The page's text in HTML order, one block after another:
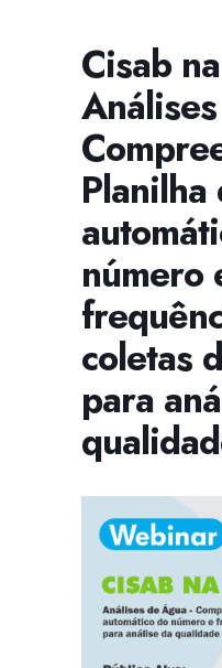
Cisab
Planilha
número
coletas
para
CISSA
Assistente Virtual